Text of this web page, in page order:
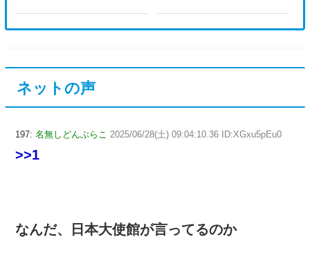
ネットの声
197: 名無しどんぶらこ 2025/06/28(土) 09:04:10.36 ID:XGxu5pEu0
>>1
なんだ、日本大使館が言ってるのか